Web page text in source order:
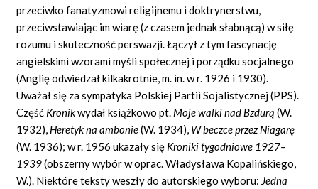
przeciwko fanatyzmowi religijnemu i doktrynerstwu,
przeciwstawiając im wiarę (z czasem jednak słabnącą) w siłę
rozumu i skuteczność perswazji. Łączył z tym fascynację
angielskimi wzorami myśli społecznej i porządku socjalnego
(Anglię odwiedzał kilkakrotnie, m. in. w r. 1926 i 1930).
Uważał się za sympatyka Polskiej Partii Sojalistycznej (PPS).
Część Kronikwydał książkowo pt. Moje walki nad Bzdurą(W.
1932), Heretyk na ambonie(W. 1934), W beczce przez Niagarę
(W. 1936); w r. 1956 ukazały się Kroniki tygodniowe 1927–
1939(obszerny wybór w oprac. Władysława Kopalińskiego,
W.). Niektóre teksty weszły do autorskiego wyboru: Jedna